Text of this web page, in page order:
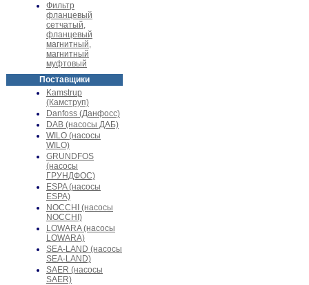
Фильтр
фланцевый
сетчатый,
фланцевый
магнитный,
магнитный
муфтовый
Поставщики
Kamstrup
(Камструп)
Danfoss (Данфосс)
DAB (насосы ДАБ)
WILO (насосы
WILO)
GRUNDFOS
(насосы
ГРУНДФОС)
ESPA (насосы
ESPA)
NOCCHI (насосы
NOCCHI)
LOWARA (насосы
LOWARA)
SEA-LAND (насосы
SEA-LAND)
SAER (насосы
SAER)